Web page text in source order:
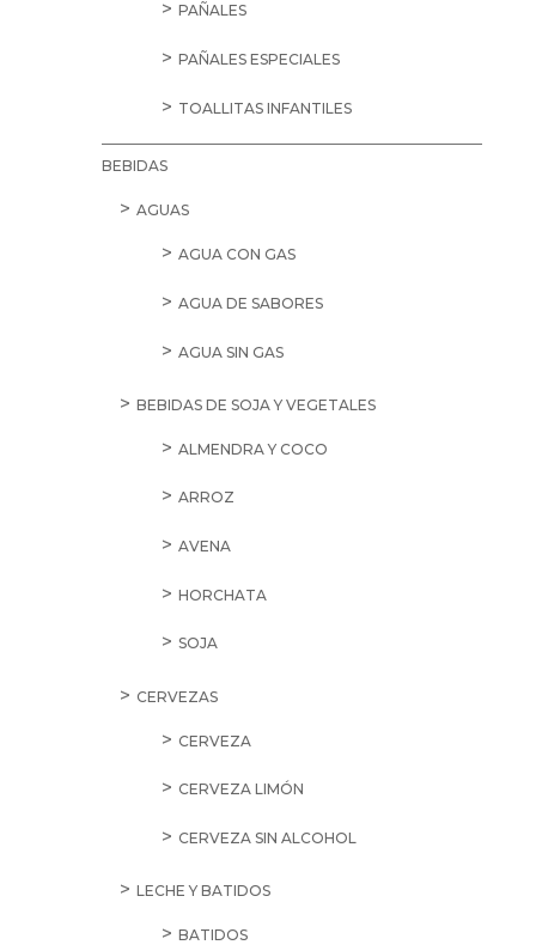
PAÑALES
PAÑALES ESPECIALES
TOALLITAS INFANTILES
BEBIDAS
AGUAS
AGUA CON GAS
AGUA DE SABORES
AGUA SIN GAS
BEBIDAS DE SOJA Y VEGETALES
ALMENDRA Y COCO
ARROZ
AVENA
HORCHATA
SOJA
CERVEZAS
CERVEZA
CERVEZA LIMÓN
CERVEZA SIN ALCOHOL
LECHE Y BATIDOS
BATIDOS